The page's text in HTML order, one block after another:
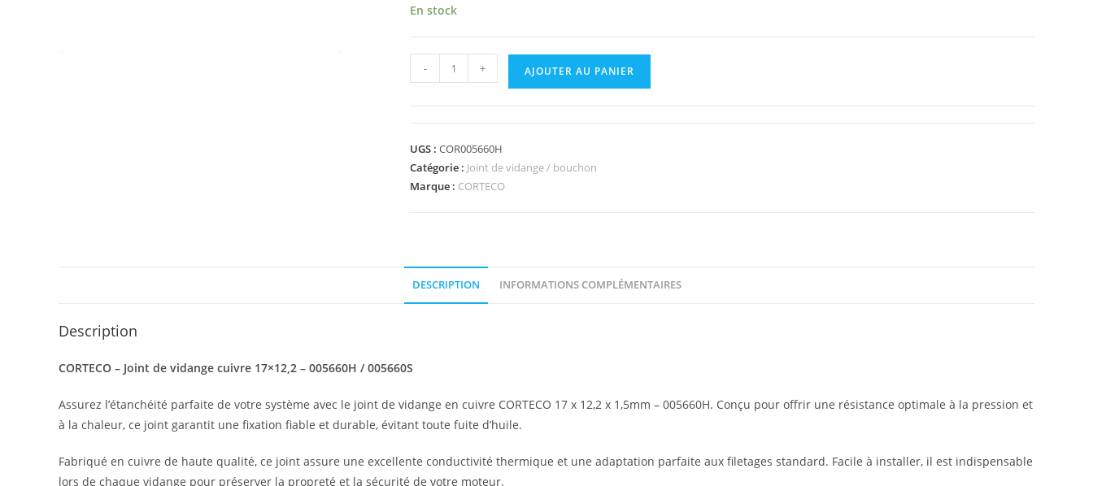
En stock
- + AJOUTER AU PANIER
UGS : COR005660H
Catégorie : Joint de vidange / bouchon
Marque : CORTECO
DESCRIPTION INFORMATIONS COMPLÉMENTAIRES
Description
CORTECO – Joint de vidange cuivre 17×12,2 – 005660H / 005660S
Assurez l’étanchéité parfaite de votre système avec le joint de vidange en cuivre CORTECO 17 x 12,2 x 1,5mm – 005660H. Conçu pour offrir une résistance optimale à la pression et
à la chaleur, ce joint garantit une fixation fiable et durable, évitant toute fuite d’huile.
Fabriqué en cuivre de haute qualité, ce joint assure une excellente conductivité thermique et une adaptation parfaite aux filetages standard. Facile à installer, il est indispensable
lors de chaque vidange pour préserver la propreté et la sécurité de votre moteur.